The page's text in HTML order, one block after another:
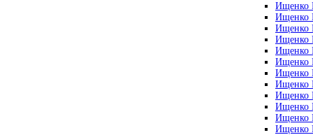
Ищенко
Ищенко
Ищенко
Ищенко
Ищенко
Ищенко
Ищенко
Ищенко
Ищенко
Ищенко
Ищенко
Ищенко